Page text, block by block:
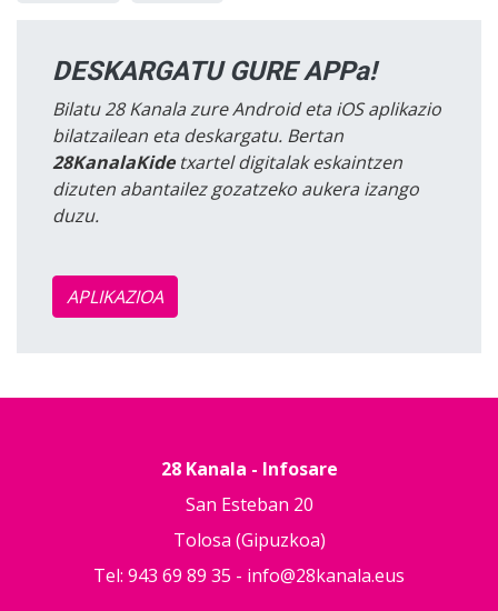
DESKARGATU GURE APPa!
Bilatu 28 Kanala zure Android eta iOS aplikazio
bilatzailean eta deskargatu. Bertan
28KanalaKidetxartel digitalak eskaintzen
dizuten abantailez gozatzeko aukera izango
duzu.
APLIKAZIOA
28 Kanala - Infosare
San Esteban 20
Tolosa (Gipuzkoa)
Tel: 943 69 89 35 - info@28kanala.eus